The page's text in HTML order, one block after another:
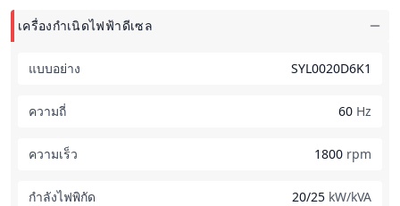
เครื่องกำเนิดไฟฟ้าดีเซล
แบบอย่าง SYL0020D6K1
ความถี่ 60 Hz
ความเร็ว 1800 rpm
กำลังไฟพิกัด 20/25 kW/kVA